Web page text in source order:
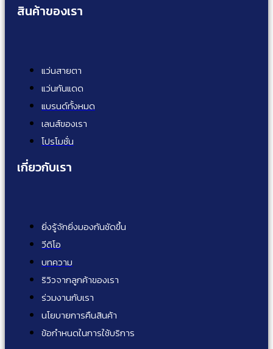
สินค้าของเรา
แว่นสายตา
แว่นกันแดด
แบรนด์ทั้งหมด
เลนส์ของเรา
โปรโมชั่น
เกี่ยวกับเรา
ยิ่งรู้จักยิ่งมองกันชัดขึ้น
วีดิโอ
บทความ
ริวิวจากลูกค้าของเรา
ร่วมงานกับเรา
นโยบายการคืนสินค้า
ข้อกำหนดในการใช้บริการ